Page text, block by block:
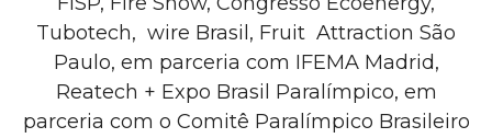
Tubotech, wire Brasil , Fruit Attraction São
Paulo, em parceria com IFEMA Madrid,
Reatech + Expo Brasil Paralímpico, em
parceria com o Comitê Paralímpico Brasileiro